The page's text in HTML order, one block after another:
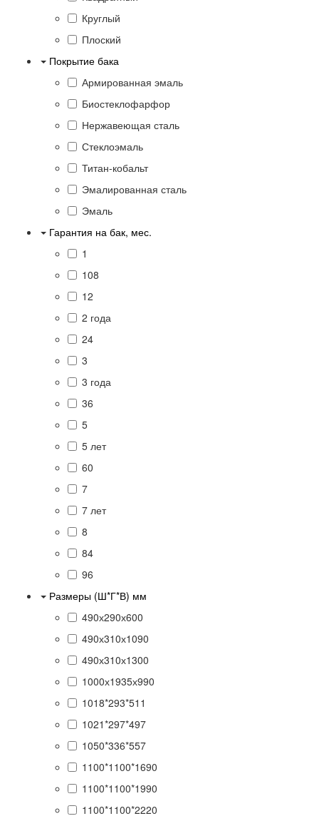
Круглый
Плоский
Покрытие бака
Армированная эмаль
Биостеклофарфор
Нержавеющая сталь
Стеклоэмаль
Титан-кобальт
Эмалированная сталь
Эмаль
Гарантия на бак, мес.
1
108
12
2 года
24
3
3 года
36
5
5 лет
60
7
7 лет
8
84
96
Размеры (Ш*Г*В) мм
490х290х600
490х310х1090
490х310х1300
1000х1935х990
1018*293*511
1021*297*497
1050*336*557
1100*1100*1690
1100*1100*1990
1100*1100*2220